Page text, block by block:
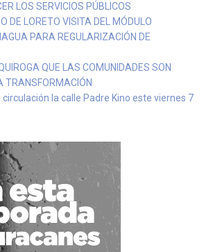
LOS SERVICIOS PÚBLICOS
DE LORETO VISITA DEL MÓDULO
PARA REGULARIZACIÓN DE
QUE LAS COMUNIDADES SON
TRANSFORMACIÓN
circulación la calle Padre Kino este viernes 7